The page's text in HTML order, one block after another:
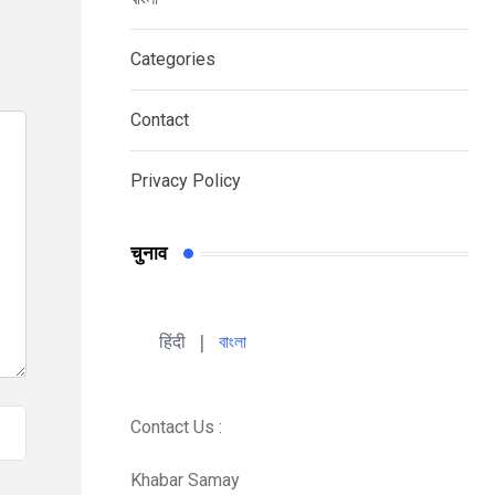
Categories
Contact
Privacy Policy
चुनाव
हिंदी | বাংলা
Contact Us :
Khabar Samay